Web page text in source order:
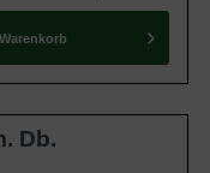
Warenkorb
Db.